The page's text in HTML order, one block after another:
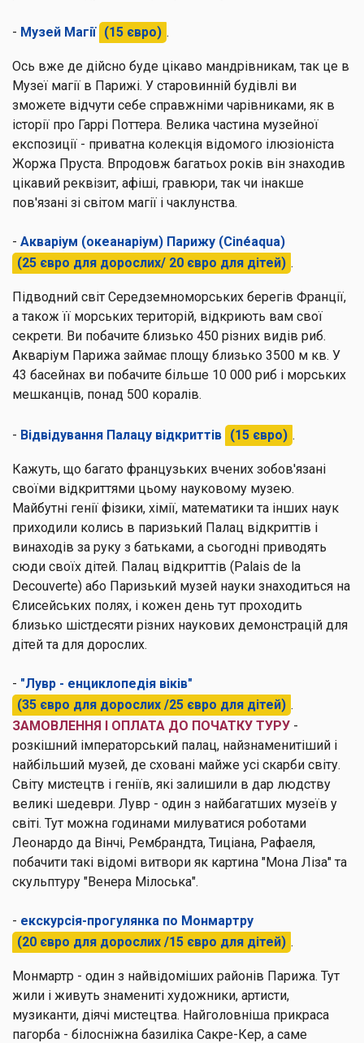
- Музей Магії (15 євро) .
Ось вже де дійсно буде цікаво мандрівникам, так це в
Музеї магії в Парижі. У старовинній будівлі ви
зможете відчути себе справжніми чарівниками, як в
історії про Гаррі Поттера. Велика частина музейної
експозиції - приватна колекція відомого ілюзіоніста
Жоржа Пруста. Впродовж багатьох років він знаходив
цікавий реквізит, афіші, гравюри, так чи інакше
пов'язані зі світом магії і чаклунства.
- Акваріум (океанаріум) Парижу (Cinéaqua)
(25 євро для дорослих/ 20 євро для дітей) .
Підводний світ Середземноморських берегів Франції,
а також її морських територій, відкриють вам свої
секрети. Ви побачите близько 450 різних видів риб.
Акваріум Парижа займає площу близько 3500 м кв. У
43 басейнах ви побачите більше 10 000 риб і морських
мешканців, понад 500 коралів.
- Відвідування Палацу відкриттів (15 євро) .
Кажуть, що багато французьких вчених зобов'язані
своїми відкриттями цьому науковому музею.
Майбутні генії фізики, хімії, математики та інших наук
приходили колись в паризький Палац відкриттів і
винаходів за руку з батьками, а сьогодні приводять
сюди своїх дітей. Палац відкриттів (Palais de la
Decouverte) або Паризький музей науки знаходиться на
Єлисейських полях, і кожен день тут проходить
близько шістдесяти різних наукових демонстрацій для
дітей та для дорослих.
- "Лувр - енциклопедія віків"
(35 євро для дорослих /25 євро для дітей) .
ЗАМОВЛЕННЯ І ОПЛАТА ДО ПОЧАТКУ ТУРУ -
розкішний імператорський палац, найзнаменитіший і
найбільший музей, де сховані майже усі скарби світу.
Світу мистецтв і геніїв, які залишили в дар людству
великі шедеври. Лувр - один з найбагатших музеїв у
світі. Тут можна годинами милуватися роботами
Леонардо да Вінчі, Рембрандта, Тиціана, Рафаеля,
побачити такі відомі витвори як картина "Мона Ліза" та
скульптуру "Венера Мілоська".
- екскурсія-прогулянка по Монмартру
(20 євро для дорослих /15 євро для дітей) .
Монмартр - один з найвідоміших районів Парижа. Тут
жили і живуть знамениті художники, артисти,
музиканти, діячі мистецтва. Найголовніша прикраса
пагорба - білосніжна базиліка Сакре-Кер, а саме